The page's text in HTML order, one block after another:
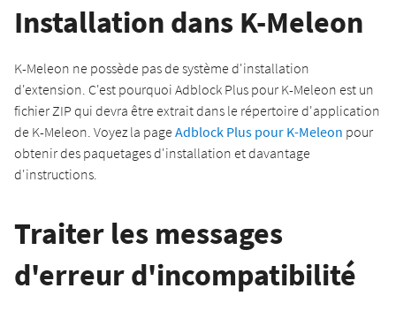
Installation dans K-Meleon
K-Meleon ne possède pas de système d'installation
d'extension. C'est pourquoi Adblock Plus pour K-Meleon est un
fichier ZIP qui devra être extrait dans le répertoire d'application
de K-Meleon. Voyez la pageAdblock Plus pour K-Meleon pour
obtenir des paquetages d'installation et davantage
d'instructions.
Traiter les messages
d'erreur d'incompatibilité